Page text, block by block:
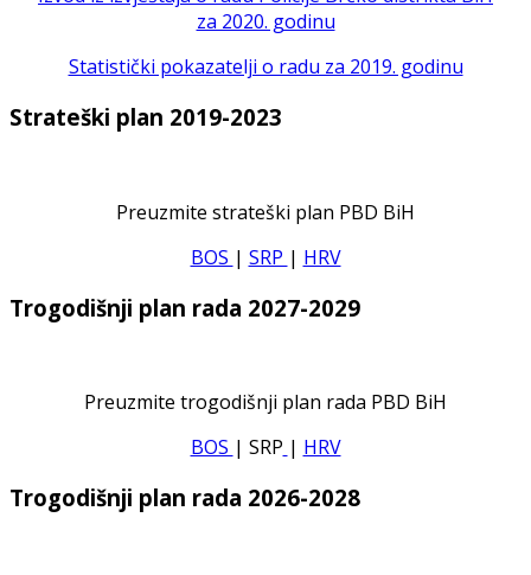
za 2020. godinu
Statistički pokazatelji o radu za 2019. godinu
Strateški plan 2019-2023
Preuzmite strateški plan PBD BiH
BOS | SRP | HRV
Trogodišnji plan rada 2027-2029
Preuzmite trogodišnji plan rada PBD BiH
BOS | SRP | HRV
Trogodišnji plan rada 2026-2028